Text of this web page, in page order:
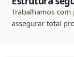
Trabalhamos
assegurar total